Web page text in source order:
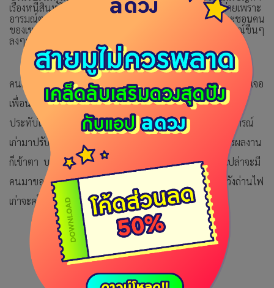
เรื่องหนี้สินหรือใช้เงินเกินตัวก็ถือว่าโชคดีแล้ว ระวังการใช้จ่ายเพราะ
อารมณ์ตกเป็นทาสโฆษณา ความรัก คนโสดระวังใจตนเองจะชอบคน
ของเขารักแล้วต้องผิดหวังเสียใจ ความรักมักขึ้นอยู่กับอารมณ์ขึ้นๆ
ลงๆของคุณ
คนเกิดวันเสาร์ วันนี้เรื่องเก่าๆในอดีตจะย้อนกลับมามีโอกาสจะได้เจอ
เพื่อนเก่าหรือจะได้กลับไปยังสถานที่ที่เคยไปมาแล้วเกิดความ
ประทับใจต้องไปซ้ำ ท่านที่ทำงานพลาดก็อาจจะเอาประสบการณ์
เก่ามาปรับใช้ด้วยก็ได้ การเงิน มือขึ้นเรื่องเงินไม่ว่าจะทำอะไรผลงาน
ก็เข้าตา บางคนได้เงินจากการขายมรดก บ้านที่ทิ้งร้างว่างเปล่าจะมี
คนมาขอเช่าขอซื้อ ความรัก นอกจากเจอเรื่องเก่าๆแล้วก็ระวังถ่านไฟ
เก่าจะคุโชนด้วยนะ ชีวิตคู่เหมือนลิ้นกับฟัน